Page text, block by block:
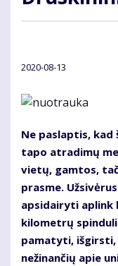
2020-08-13
Ne paslaptis, kad
tapo atradimų
vietų, gamtos,
prasme.
apsidairyti aplink
kilometrų
pamatyti,
nežinančių apie